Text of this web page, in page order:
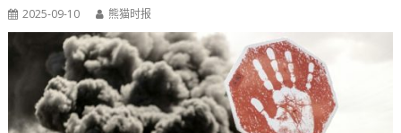
2025-09-10 熊猫时报